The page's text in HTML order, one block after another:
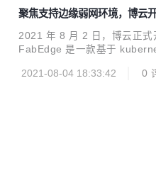
s + Kubedge 集群，而无法
针对这一问题，FabEdge 团
ge 的功能，本期文章将介绍
极速上手体验 FabEdge 项目
遵循 ...
聚焦支持边缘弱网环境，博云
案
2021 年 8 月 2 日，博云正式
FabEdge 是一款基于
络割裂互不通信、缺少服务发
2021-08-04 18:33:42 0